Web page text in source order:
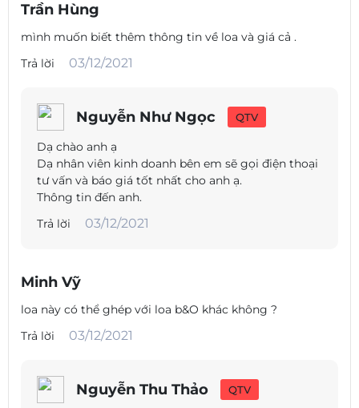
Trần Hùng
mình muốn biết thêm thông tin về loa và giá cả .
Trả lời
03/12/2021
Nguyễn Như Ngọc QTV
Dạ chào anh ạ
Dạ nhân viên kinh doanh bên em sẽ gọi điện thoại
tư vấn và báo giá tốt nhất cho anh ạ.
Thông tin đến anh.
Trả lời
03/12/2021
Minh Vỹ
loa này có thể ghép với loa b&O khác không ?
Trả lời
03/12/2021
Nguyễn Thu Thảo QTV